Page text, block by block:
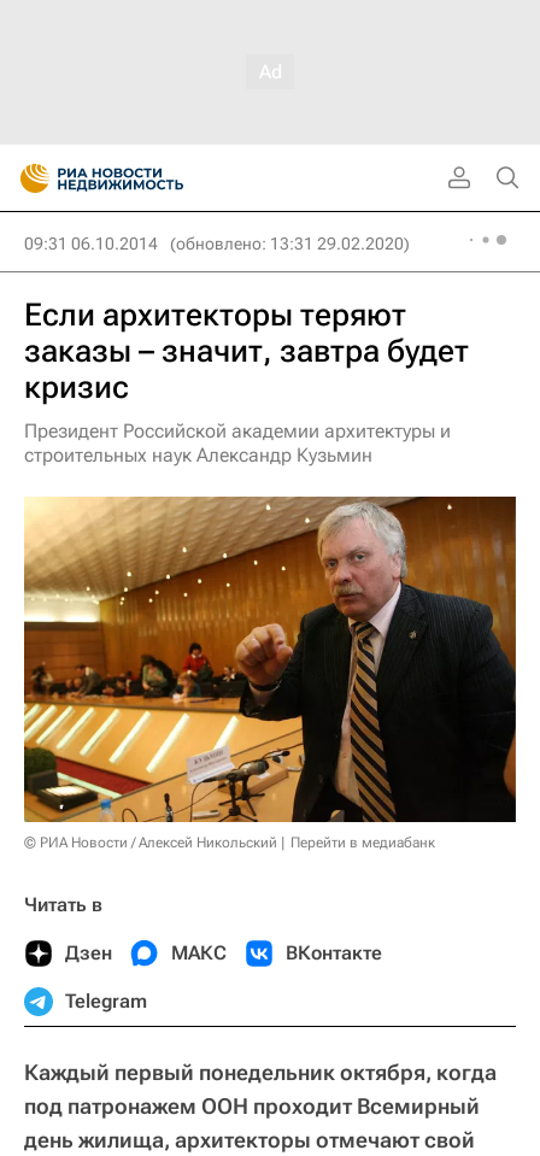
09:31 06.10.2014 (обновлено: 13:31 29.02.2020)
Если архитекторы теряют
заказы – значит, завтра будет
кризис
Президент Российской академии архитектуры и
строительных наук Александр Кузьмин
© РИА Новости / Алексей Никольский Перейти в медиабанк
Читать в
Дзен МАКС ВКонтакте
Telegram
Каждый первый понедельник октября, когда
под патронажем ООН проходит Всемирный
день жилища, архитекторы отмечают свой